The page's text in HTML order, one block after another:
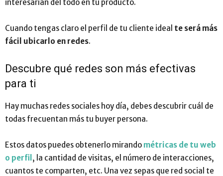
interesarían del todo en tu producto.
Cuando tengas claro el perfil de tu cliente ideal te será más
fácil ubicarlo en redes.
Descubre qué redes son más efectivas
para ti
Hay muchas redes sociales hoy día, debes descubrir cuál de
todas frecuentan más tu buyer persona.
Estos datos puedes obtenerlo mirando métricas de tu web
o perfil , la cantidad de visitas, el número de interacciones,
cuantos te comparten, etc. Una vez sepas que red social te